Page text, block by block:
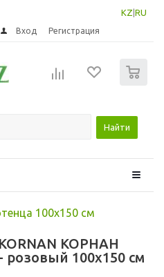
KZ RU
Вход Регистрация
Найти
100х150 см
КОРНАН
розовый 100x150 см